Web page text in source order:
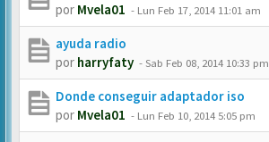
por Mvela01 - Lun Feb 17, 2014 11:01 am
ayuda radio
por harryfaty -Sab Feb 08, 2014 10:33 pm
Donde conseguir adaptador iso
por Mvela01 - Lun Feb 10, 2014 5:05 pm